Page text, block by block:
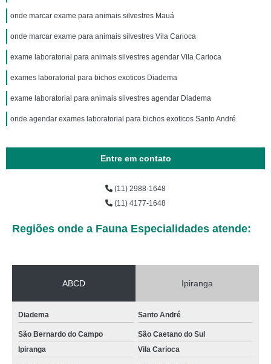
onde marcar exame para animais silvestres Mauá
onde marcar exame para animais silvestres Vila Carioca
exame laboratorial para animais silvestres agendar Vila Carioca
exames laboratorial para bichos exoticos Diadema
exame laboratorial para animais silvestres agendar Diadema
onde agendar exames laboratorial para bichos exoticos Santo André
Entre em contato
(11) 2988-1648
(11) 4177-1648
Regiões onde a Fauna Especialidades atende:
ABCD Ipiranga
Diadema Santo André
São Bernardo do Campo
São Caetano do Sul
Ipiranga
Vila Carioca